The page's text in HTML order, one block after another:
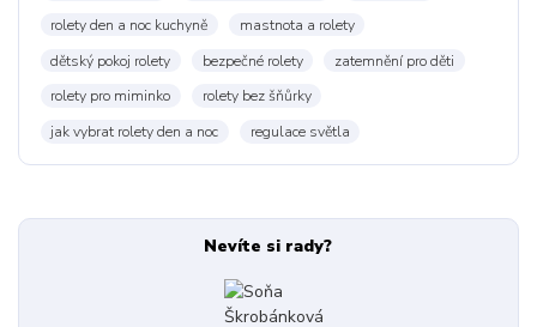
rolety den a noc kuchyně
mastnota a rolety
dětský pokoj rolety
bezpečné rolety
zatemnění pro děti
rolety pro miminko
rolety bez šňůrky
jak vybrat rolety den a noc
regulace světla
Nevíte si rady?